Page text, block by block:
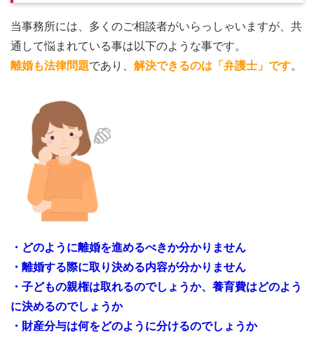
当事務所には、多くのご相談者がいらっしゃいますが、共
通して悩まれている事は以下のような事です。
離婚も法律問題であり、 解決できるのは「弁護士」です。
・どのように離婚を進めるべきか分かりません
・離婚する際に取り決める内容が分かりません
・子どもの親権は取れるのでしょうか、養育費はどのよう
に決めるのでしょうか
・財産分与は何をどのように分けるのでしょうか